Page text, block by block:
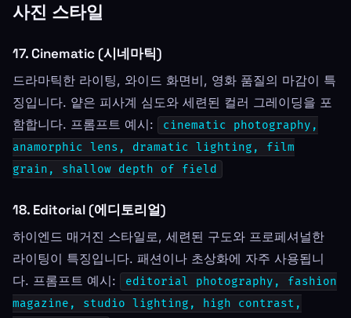
사진 스타일
17. Cinematic (시네마틱)
드라마틱한 라이팅, 와이드 화면비, 영화 품질의 마감이 특
징입니다. 얕은 피사계 심도와 세련된 컬러 그레이딩을 포
함합니다. 프롬프트 예시:
cinematic photography,
anamorphic lens, dramatic lighting, film
grain, shallow depth of field
18. Editorial (에디토리얼)
하이엔드 매거진 스타일로, 세련된 구도와 프로페셔널한
라이팅이 특징입니다. 패션이나 초상화에 자주 사용됩니
다. 프롬프트 예시:
editorial photography, fashion
magazine, studio lighting, high contrast,